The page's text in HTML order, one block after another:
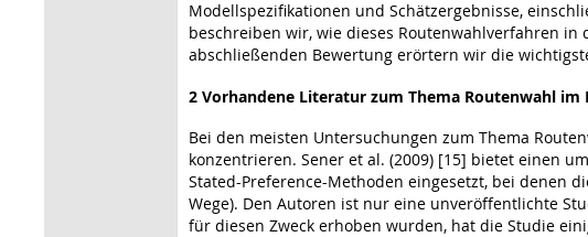
Modellspezifikationen und Schätzergebnisse,
beschreiben wir, wie dieses Routenwahlverfahren
abschließenden Bewertung erörtern wir die
2 Vorhandene Literatur zum Thema Routenwahl im
Bei den meisten Untersuchungen zum Thema
konzentrieren. Sener et al. (2009) [15] bietet einen
Stated-Preference-Methoden eingesetzt, bei denen
Wege). Den Autoren ist nur eine unveröffentlichte
für diesen Zweck erhoben wurden, hat die Studie